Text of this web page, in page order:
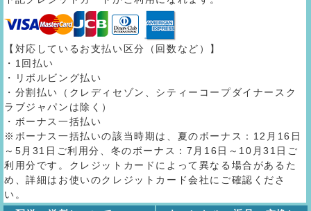
【対応しているお支払い区分（回数など）】
・1回払い
・リボルビング払い
・分割払い（クレディセゾン、シティーコープダイナースク
ラブジャパンは除く）
・ボーナス一括払い
※ボーナス一括払いの該当時期は、夏のボーナス：12月16日
～5月31日ご利用分、冬のボーナス：7月16日～10月31日ご
利用分です。クレジットカードによって異なる場合があるた
め、詳細はお使いのクレジットカード会社にご確認くださ
い。